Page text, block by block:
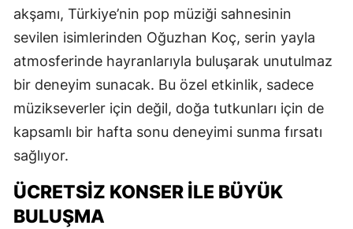
akşamı, Türkiye’nin pop müziği sahnesinin
sevilen isimlerinden Oğuzhan Koç, serin yayla
atmosferinde hayranlarıyla buluşarak unutulmaz
bir deneyim sunacak. Bu özel etkinlik, sadece
müzikseverler için değil, doğa tutkunları için de
kapsamlı bir hafta sonu deneyimi sunma fırsatı
sağlıyor.
ÜCRETSİZ KONSER İLE BÜYÜK
BULUŞMA